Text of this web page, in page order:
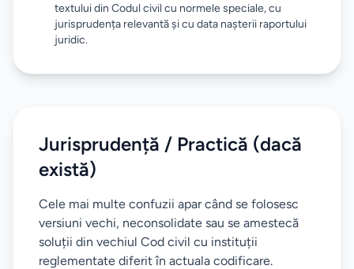
textului din Codul civil cu normele speciale, cu
jurisprudența relevantă și cu data nașterii raportului
juridic.
Jurisprudență / Practică (dacă
există)
Cele mai multe confuzii apar când se folosesc
versiuni vechi, neconsolidate sau se amestecă
soluții din vechiul Cod civil cu instituții
reglementate diferit în actuala codificare.